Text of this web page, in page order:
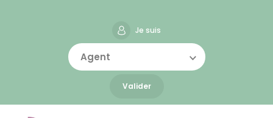
Je suis
Agent
Valider